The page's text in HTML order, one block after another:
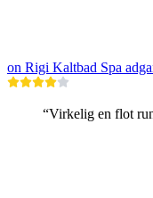
on Rigi Kaltbad Spa
“Virkelig en flot